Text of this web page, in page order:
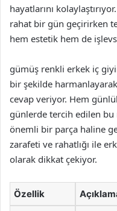
hayatlarını
rahat bir gün geçirirken
hem estetik hem de
gümüş renkli erkek iç
bir şekilde
cevap veriyor. Hem
günlerde tercih edilen
önemli bir parça haline
zarafeti ve rahatlığı ile
olarak dikkat çekiyor.
Özellik